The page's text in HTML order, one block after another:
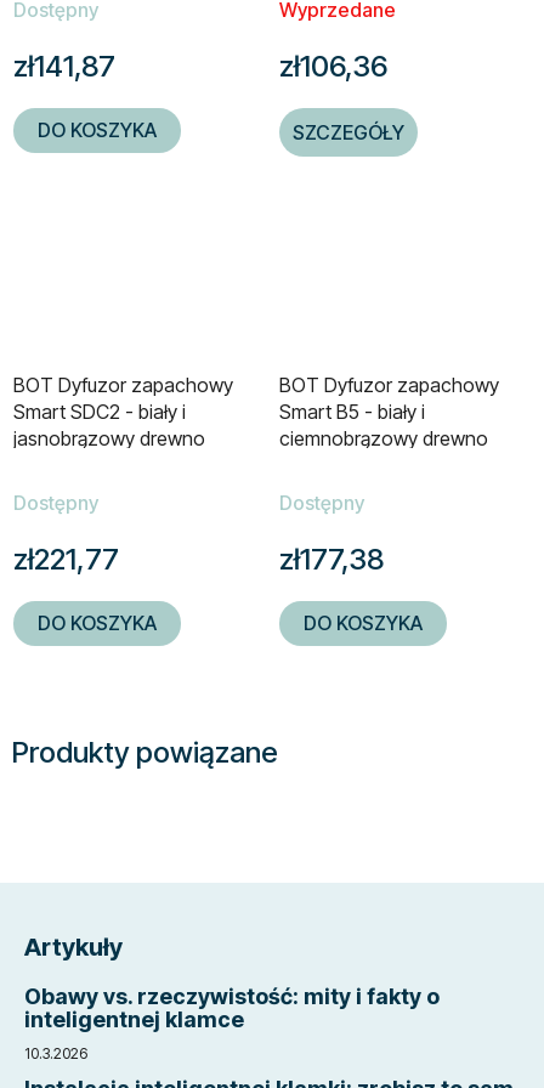
Produkty powiązane
Dostępny
zł141,87
DO KOSZYKA
Wyprzedane
zł106,36
SZCZEGÓŁY
BOT Dyfuzor zapachowy
Smart SDC2 - biały i
jasnobrązowy drewno
Dostępny
zł221,77
DO KOSZYKA
BOT Dyfuzor zapachowy
Smart B5 - biały i
ciemnobrązowy drewno
Dostępny
zł177,38
DO KOSZYKA
Artykuły
Obawy vs. rzeczywistość: mity i fakty o
inteligentnej klamce
10.3.2026